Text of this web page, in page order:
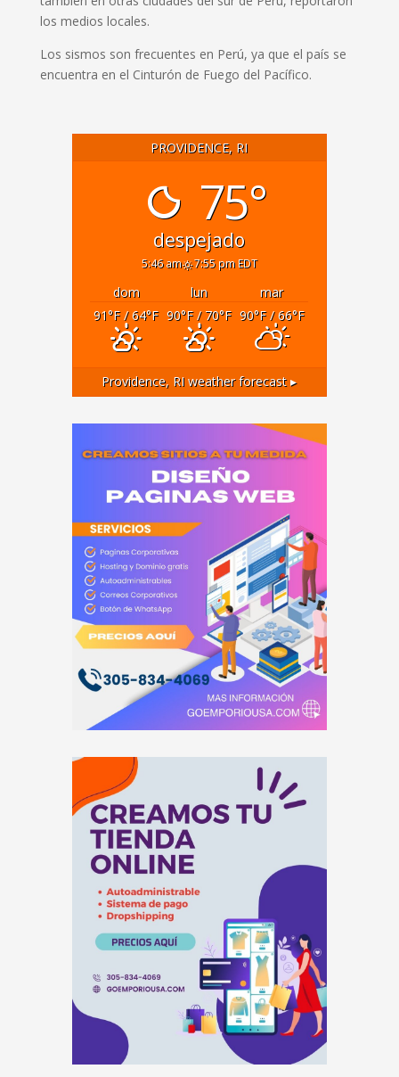
los medios locales.
Los sismos son frecuentes en Perú, ya que el país se
encuentra en el Cinturón de Fuego del Pacífico.
PROVIDENCE, RI
75°
despejado
5:46 am 7:55 pm EDT
dom lun
mar
91°F/ 64°F 90°F/ 70°F 90°F/ 66°F
Providence, RI weather forecast ▸